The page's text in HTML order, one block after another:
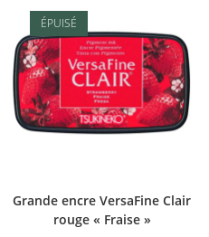
ÉPUISÉ
Grande encre VersaFine Clair
rouge « Fraise »